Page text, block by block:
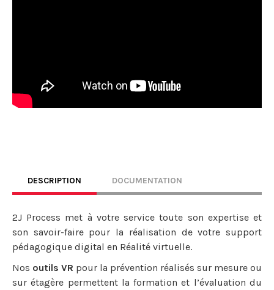
DESCRIPTION DOCUMENTATION
2J Process met à votre service toute son expertise et
son savoir-faire pour la réalisation de votre support
pédagogique digital en Réalité virtuelle.
Nos outils VR pour la prévention réalisés sur mesure ou
sur étagère permettent la formation et l’évaluation du